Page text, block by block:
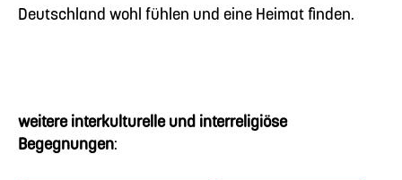
Deutschland wohl fühlen und eine Heimat finden.
weitere interkulturelle und interreligiöse
Begegnungen: